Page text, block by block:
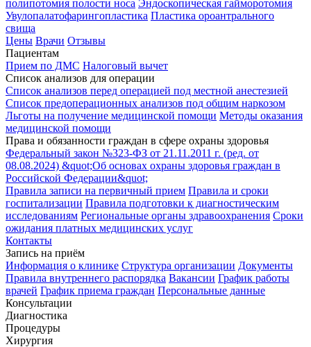
полипотомия полости носа Эндоскопическая гайморотомия
Увулопалатофарингопластика Пластика ороантрального
свища
Цены Врачи Отзывы
Пациентам
Прием по ДМС Налоговый вычет
Список анализов для операции
Список анализов перед операцией под местной анестезией
Список предоперационных анализов под общим наркозом
Льготы на получение медицинской помощи Методы оказания
медицинской помощи
Права и обязанности граждан в сфере охраны здоровья
Федеральный закон №323-ФЗ от 21.11.2011 г. (ред. от
08.08.2024) &quot;Об основах охраны здоровья граждан в
Российской Федерации&quot;
Правила записи на первичный прием Правила и сроки
госпитализации Правила подготовки к диагностическим
исследованиям Региональные органы здравоохранения Сроки
ожидания платных медицинских услуг
Контакты
Запись на приём
Информация о клинике Структура организации Документы
Правила внутреннего распорядка Вакансии График работы
врачей График приема граждан Персональные данные
Консультации
Диагностика
Процедуры
Хирургия